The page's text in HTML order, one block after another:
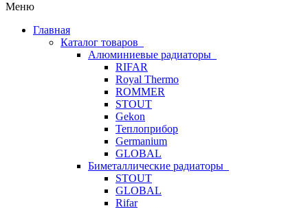
Меню
Главная
Каталог товаров
Алюминиевые радиаторы
RIFAR
Royal Thermo
ROMMER
STOUT
Gekon
Теплоприбор
Germanium
GLOBAL
Биметаллические радиаторы
STOUT
GLOBAL
Rifar